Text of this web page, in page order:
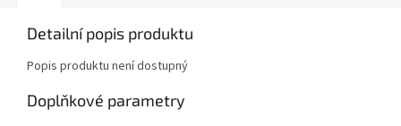
Detailní popis produktu
Popis produktu není dostupný
Doplňkové parametry